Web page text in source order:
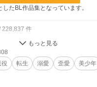
たBL作品集となっています。
228,837 件
件
役 転生 溺愛 歪愛 美少年